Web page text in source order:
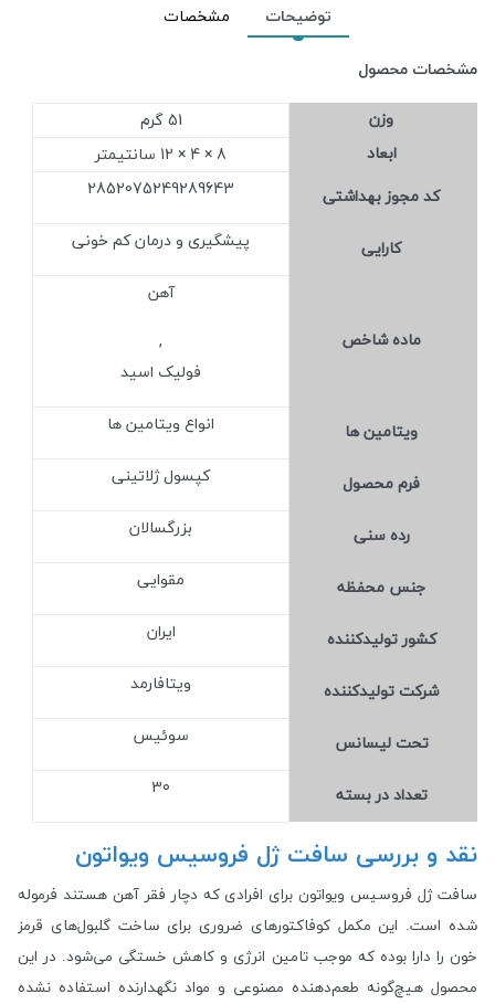
توضیحات
مشخصات
مشخصات محصول
وزن
51 گرم
ابعاد
8 × 4 × 12 سانتیمتر
کد مجوز بهداشتی
2852075249289643
کارایی پیشگیری و درمان کم خونی
ماده شاخص
آهن
,
فولیک اسید
ویتامین ها انواع ویتامین ها
فرم محصول کپسول ژلاتینی
رده سنی بزرگسالان
جنس محفظه مقوایی
کشور تولید‎کننده ایران
شرکت تولید‎کننده ویتافارمد
تحت لیسانس سوئیس
تعداد در بسته 30
نقد و بررسی سافت ژل فروسیس ویواتون
سافت ژل فروسیس ویواتون برای افرادی که دچار فقر آهن هستند فرموله
شده است. این مکمل کوفاکتورهای ضروری برای ساخت گلبول‌های قرمز
خون را دارا بوده که موجب تامین انرژی و کاهش خستگی می‌شود. در این
محصول هیچ‌گونه طعم‌دهنده مصنوعی و مواد نگهدارنده استفاده نشده